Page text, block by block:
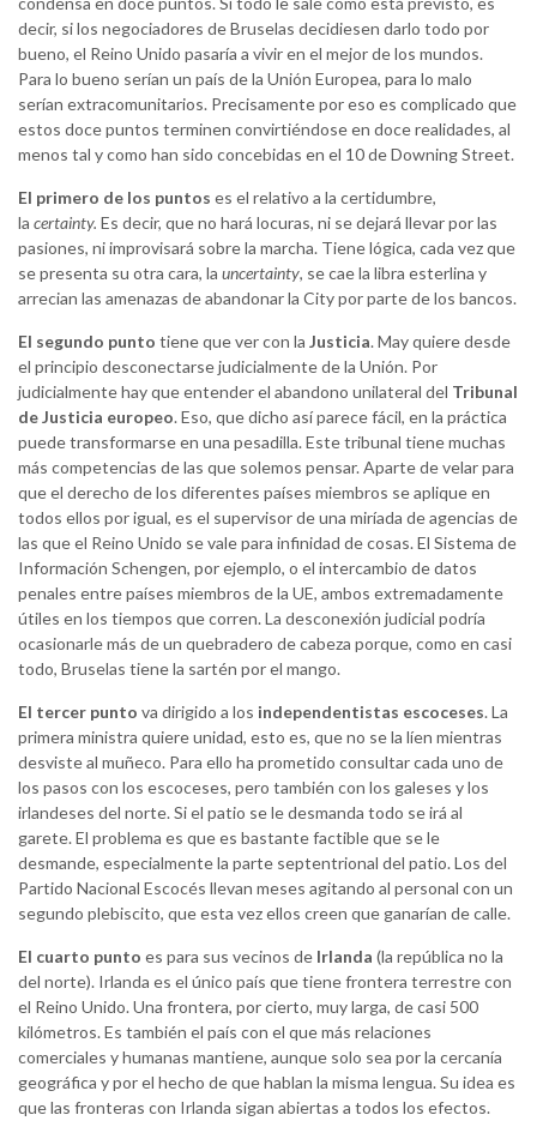
decir, si los negociadores de Bruselas decidiesen darlo todo por
bueno, el Reino Unido pasaría a vivir en el mejor de los mundos.
Para lo bueno serían un país de la Unión Europea, para lo malo
serían extracomunitarios. Precisamente por eso es complicado que
estos doce puntos terminen convirtiéndose en doce realidades, al
menos tal y como han sido concebidas en el 10 de Downing Street.
El primero de los puntos es el relativo a la certidumbre,
la certainty. Es decir, que no hará locuras, ni se dejará llevar por las
pasiones, ni improvisará sobre la marcha. Tiene lógica, cada vez que
se presenta su otra cara, la uncertainty, se cae la libra esterlina y
arrecian las amenazas de abandonar la City por parte de los bancos.
El segundo punto tiene que ver con la Justicia. May quiere desde
el principio desconectarse judicialmente de la Unión. Por
judicialmente hay que entender el abandono unilateral del Tribunal
de Justicia europeo. Eso, que dicho así parece fácil, en la práctica
puede transformarse en una pesadilla. Este tribunal tiene muchas
más competencias de las que solemos pensar. Aparte de velar para
que el derecho de los diferentes países miembros se aplique en
todos ellos por igual, es el supervisor de una miríada de agencias de
las que el Reino Unido se vale para infinidad de cosas. El Sistema de
Información Schengen, por ejemplo, o el intercambio de datos
penales entre países miembros de la UE, ambos extremadamente
útiles en los tiempos que corren. La desconexión judicial podría
ocasionarle más de un quebradero de cabeza porque, como en casi
todo, Bruselas tiene la sartén por el mango.
El tercer punto va dirigido a los independentistas escoceses. La
primera ministra quiere unidad, esto es, que no se la líen mientras
desviste al muñeco. Para ello ha prometido consultar cada uno de
los pasos con los escoceses, pero también con los galeses y los
irlandeses del norte. Si el patio se le desmanda todo se irá al
garete. El problema es que es bastante factible que se le
desmande, especialmente la parte septentrional del patio. Los del
Partido Nacional Escocés llevan meses agitando al personal con un
segundo plebiscito, que esta vez ellos creen que ganarían de calle.
El cuarto punto es para sus vecinos de Irlanda (la república no la
del norte). Irlanda es el único país que tiene frontera terrestre con
el Reino Unido. Una frontera, por cierto, muy larga, de casi 500
kilómetros. Es también el país con el que más relaciones
comerciales y humanas mantiene, aunque solo sea por la cercanía
geográfica y por el hecho de que hablan la misma lengua. Su idea es
que las fronteras con Irlanda sigan abiertas a todos los efectos.